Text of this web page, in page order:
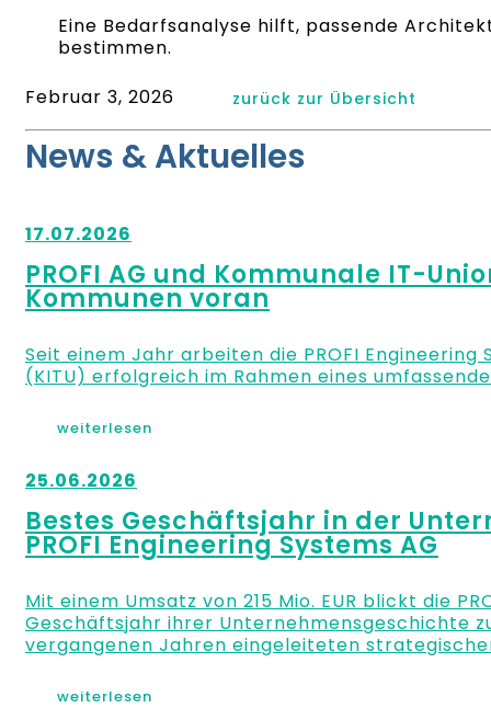
Eine Bedarfsanalyse hilft, passende
bestimmen.
Februar 3, 2026
zurück zur Übersicht
News & Aktuelles
17.07.2026
PROFI AG und Kommunale IT-
Kommunen voran
Seit einem Jahr arbeiten die PROFI Engineering
(KITU) erfolgreich im Rahmen eines
weiterlesen
25.06.2026
Bestes Geschäftsjahr in der
PROFI Engineering Systems AG
Mit einem Umsatz von 215 Mio. EUR blickt die
Geschäftsjahr ihrer Unternehmensgeschichte
vergangenen Jahren eingeleiteten
weiterlesen